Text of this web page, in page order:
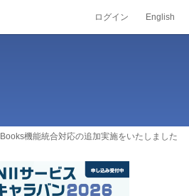
ログイン English
機能統合対応の追加実施をいたしました